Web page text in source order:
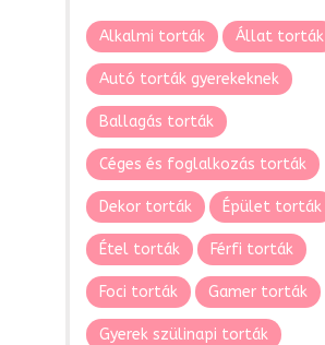
Alkalmi torták Állat torták
Autó torták gyerekeknek
Ballagás torták
Céges és foglalkozás torták
Dekor torták Épület torták
Étel torták Férfi torták
Foci torták Gamer torták
Gyerek szülinapi torták